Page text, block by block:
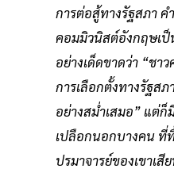
การต่อสู้ทางรัฐสภา
คอมมิวนิสต์อังกฤษเ
อย่างเด็ดขาดว่า “ชา
การเลือกตั้งทางรัฐส
อย่างสม่ำเสมอ” แต่
เปลือกนอกบางคน ที่
ปรมาจารย์ของเขาเสี